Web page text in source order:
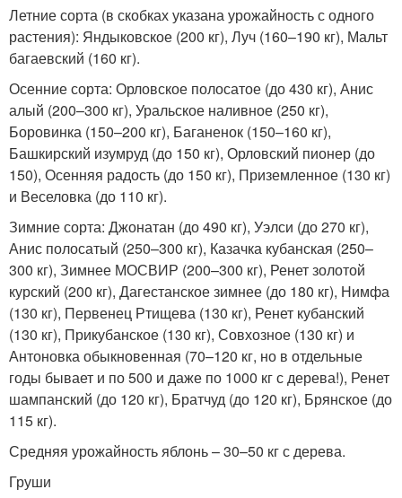
Летние сорта (в скобках указана урожайность с одного
растения): Яндыковское (200 кг), Луч (160–190 кг), Мальт
багаевский (160 кг).
Осенние сорта: Орловское полосатое (до 430 кг), Анис
алый (200–300 кг), Уральское наливное (250 кг),
Боровинка (150–200 кг), Баганенок (150–160 кг),
Башкирский изумруд (до 150 кг), Орловский пионер (до
150), Осенняя радость (до 150 кг), Приземленное (130 кг)
и Веселовка (до 110 кг).
Зимние сорта: Джонатан (до 490 кг), Уэлси (до 270 кг),
Анис полосатый (250–300 кг), Казачка кубанская (250–
300 кг), Зимнее МОСВИР (200–300 кг), Ренет золотой
курский (200 кг), Дагестанское зимнее (до 180 кг), Нимфа
(130 кг), Первенец Ртищева (130 кг), Ренет кубанский
(130 кг), Прикубанское (130 кг), Совхозное (130 кг) и
Антоновка обыкновенная (70–120 кг, но в отдельные
годы бывает и по 500 и даже по 1000 кг с дерева!), Ренет
шампанский (до 120 кг), Братчуд (до 120 кг), Брянское (до
115 кг).
Средняя урожайность яблонь – 30–50 кг с дерева.
Груши